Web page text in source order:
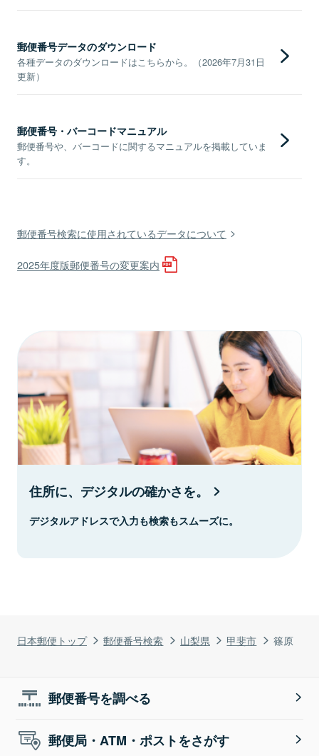
日本郵便トップ 郵便番号検索 山梨県 甲斐市 篠原
郵便番号データのダウンロード
各種データのダウンロードはこちらから。（2026年7月31日
更新）
郵便番号・バーコードマニュアル
郵便番号や、バーコードに関するマニュアルを掲載していま
す。
郵便番号検索に使用されているデータについて
2025年度版郵便番号の変更案内
住所に、デジタルの確かさを。
デジタルアドレスで入力も検索もスムーズに。
郵便番号を調べる
郵便局・ATM・ポストをさがす